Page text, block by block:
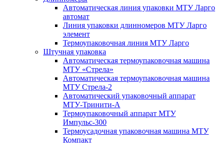
Автоматическая линия упаковки МТУ Ларго
автомат
Линия упаковки длинномеров МТУ Ларго
элемент
Термоупаковочная линия МТУ Ларго
Штучная упаковка
Автоматическая термоупаковочная машина
МТУ «Стрела»
Автоматическая термоупаковочная машина
МТУ Стрела-2
Автоматический упаковочный аппарат
МТУ-Тринити-А
Термоупаковочный аппарат МТУ
Импульс-300
Термоусадочная упаковочная машина МТУ
Компакт